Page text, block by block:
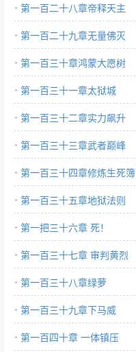
第一百二十八章帝释天主
第一百二十九章无量佛灭
第一百三十章鸿蒙大愿树
第一百三十一章太狱城
第一百三十二章实力飙升
第一百三十三章武者巅峰
第一百三十四章修炼生死簿
第一百三十五章地狱法则
第一把三十六章 死！
第一百三十七章 审判黄烈
第一百三十八章绿萝
第一百三十九章下马威
第一百四十章 一体镇压